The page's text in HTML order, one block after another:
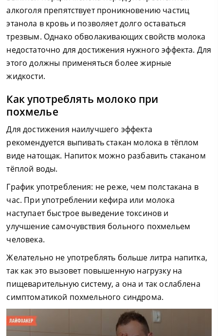
алкоголя препятствует проникновению частиц
этанола в кровь и позволяет долго оставаться
трезвым. Однако обволакивающих свойств молока
недостаточно для достижения нужного эффекта. Для
этого должны применяться более жирные
жидкости.
Как употреблять молоко при
похмелье
Для достижения наилучшего эффекта
рекомендуется выпивать стакан молока в тёплом
виде натощак. Напиток можно разбавить стаканом
тёплой воды.
График употребления: не реже, чем полстакана в
час. При употреблении кефира или молока
наступает быстрое выведение токсинов и
улучшение самочувствия больного похмельем
человека.
Желательно не употреблять больше литра напитка,
так как это вызовет повышенную нагрузку на
пищеварительную систему, а она и так ослаблена
симптоматикой похмельного синдрома.